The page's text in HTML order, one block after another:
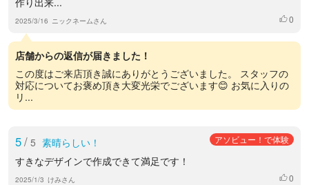
2025/3/16 ニックネームさん いいね
0
店舗からの返信が届きました！
この度はご来店頂き誠にありがとうございました。 スタッフの
対応についてお褒め頂き大変光栄でございます😊 お気に入りの
リ...
5/ 5 素晴らしい！ アソビュー！で体験
すきなデザインで作成できて満足です！
2025/1/3 けみさん いいね
0